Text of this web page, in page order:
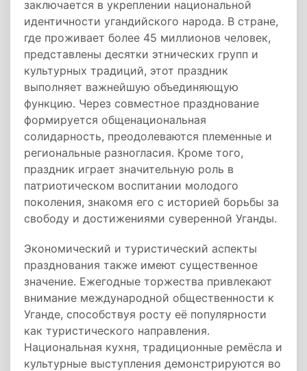
заключается в укреплении национальной
идентичности угандийского народа. В стране,
где проживает более 45 миллионов человек,
представлены десятки этнических групп и
культурных традиций, этот праздник
выполняет важнейшую объединяющую
функцию. Через совместное празднование
формируется общенациональная
солидарность, преодолеваются племенные и
региональные разногласия. Кроме того,
праздник играет значительную роль в
патриотическом воспитании молодого
поколения, знакомя его с историей борьбы за
свободу и достижениями суверенной Уганды.
Экономический и туристический аспекты
празднования также имеют существенное
значение. Ежегодные торжества привлекают
внимание международной общественности к
Уганде, способствуя росту её популярности
как туристического направления.
Национальная кухня, традиционные ремёсла и
культурные выступления демонстрируются во